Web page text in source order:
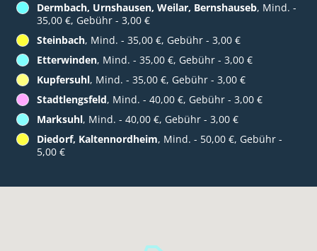
Dermbach, Urnshausen, Weilar, Bernshauseb, Mind. -
35,00 €, Gebühr - 3,00 €
Steinbach, Mind. - 35,00 €, Gebühr - 3,00 €
Etterwinden, Mind. - 35,00 €, Gebühr - 3,00 €
Kupfersuhl, Mind. - 35,00 €, Gebühr - 3,00 €
Stadtlengsfeld, Mind. - 40,00 €, Gebühr - 3,00 €
Marksuhl, Mind. - 40,00 €, Gebühr - 3,00 €
Diedorf, Kaltennordheim, Mind. - 50,00 €, Gebühr -
5,00 €